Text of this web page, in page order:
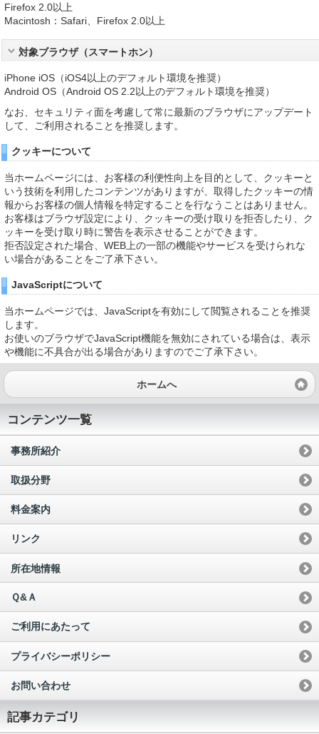
Firefox 2.0以上
Macintosh：Safari、Firefox 2.0以上
対象ブラウザ（スマートホン）
iPhone iOS（iOS4以上のデフォルト環境を推奨）
Android OS（Android OS 2.2以上のデフォルト環境を推奨）
なお、セキュリティ面を考慮して常に最新のブラウザにアップデート
して、ご利用されることを推奨します。
クッキーについて
当ホームページには、お客様の利便性向上を目的として、クッキーと
いう技術を利用したコンテンツがありますが、取得したクッキーの情
報からお客様の個人情報を特定することを行なうことはありません。
お客様はブラウザ設定により、クッキーの受け取りを拒否したり、ク
ッキーを受け取り時に警告を表示させることができます。
拒否設定された場合、WEB上の一部の機能やサービスを受けられな
い場合があることをご了承下さい。
JavaScriptについて
当ホームページでは、JavaScriptを有効にして閲覧されることを推奨
します。
お使いのブラウザでJavaScript機能を無効にされている場合は、表示
や機能に不具合が出る場合がありますのでご了承下さい。
ホームへ
コンテンツ一覧
事務所紹介
取扱分野
料金案内
リンク
所在地情報
Ｑ&Ａ
ご利用にあたって
プライバシーポリシー
お問い合わせ
記事カテゴリ